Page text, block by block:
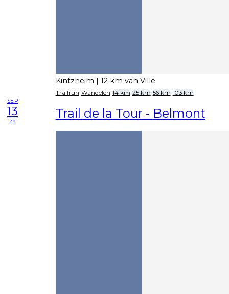
Kintzheim | 12 km van Villé
Trailrun Wandelen 14 km 25 km 56 km 103 km
SEP
13
zo Trail de la Tour - Belmont